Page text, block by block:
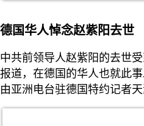
德国华人悼念赵紫阳去世
中共前领导人赵紫阳的去世
报道，在德国的华人也就此
由亚洲电台驻德国特约记者天